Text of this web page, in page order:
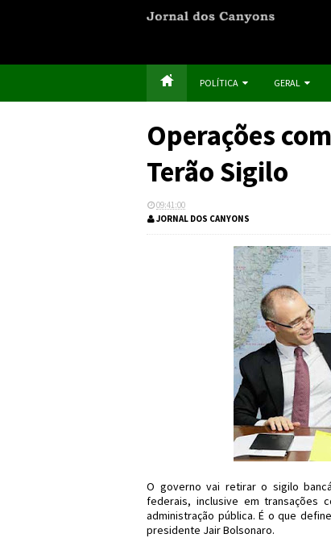
POLÍTICA GERAL
Operações
Terão Sigilo
09:41:00
JORNAL DOS CANYONS
O governo vai retirar o sigilo
federais, inclusive em transações
administração pública. É o que
presidente Jair Bolsonaro.